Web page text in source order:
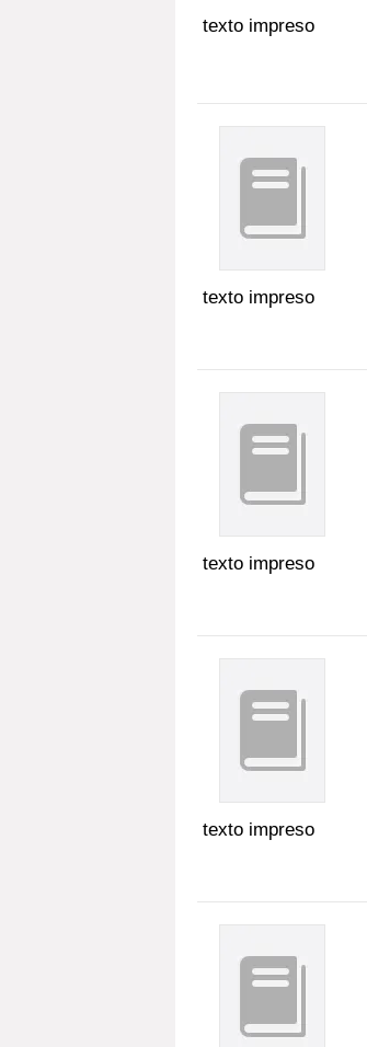
texto impreso
texto impreso
texto impreso
texto impreso